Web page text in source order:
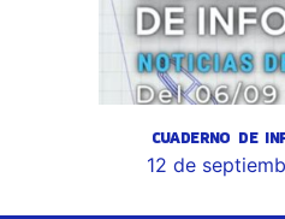
CUADERNO DE
12 de